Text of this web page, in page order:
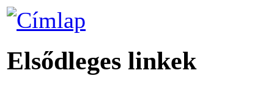
Elsődleges linkek